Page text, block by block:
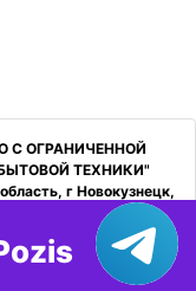
С ОГРАНИЧЕННОЙ
ТЕХНИКИ"
г Новокузнецк,
д. 31, кв. 2
1224200006128